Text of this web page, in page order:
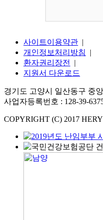
사이트이용약관 |
개인정보처리방침
|
환자권리장전
|
지원서 다운로드
경기도 고양시 일산동구 중
사업자등록번호 : 128-39-
COPYRIGHT (C) 2017